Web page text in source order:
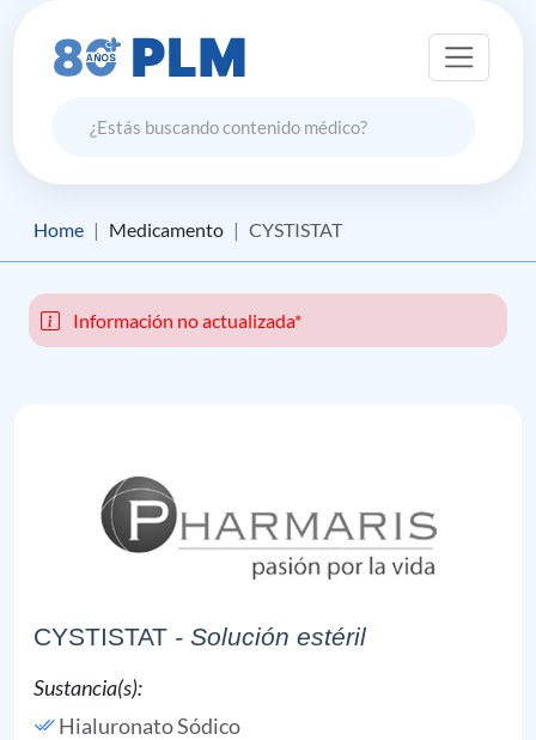
Home Medicamento CYSTISTAT
Información no actualizada*
CYSTISTAT - Solución estéril
Sustancia(s):
Hialuronato Sódico